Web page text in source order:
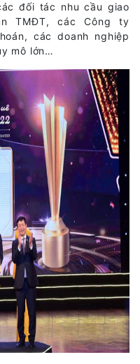
đối tác nhu cầu giao
TMĐT, các Công ty
các doanh nghiệp
mô lớn…